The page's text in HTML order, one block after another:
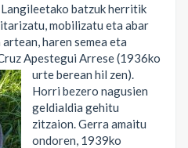
batzuk herritik
mobilizatu eta abar
haren semea eta
Apestegui Arrese (1936ko
urte berean hil zen).
Horri bezero nagusien
geldialdia gehitu
zitzaion. Gerra amaitu
ondoren, 1939ko